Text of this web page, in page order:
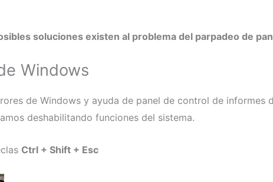
soluciones existen al problema del parpadeo de
Windows
de Windows y ayuda de panel de control de informes
deshabilitando funciones del sistema.
Ctrl + Shift + Esc